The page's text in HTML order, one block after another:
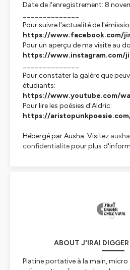
Date de l'enregistrement: 8
Pour suivre l'actualité de
https://www.facebook.com/
Pour un aperçu de ma visite au
https://www.instagram.com/
Pour constater la galère que
étudiants:
https://www.youtube.com/
Pour lire les poésies d'Aldric:
https://
Hébergé par Ausha. Visitez
confidentialitepour plus
ABOUT J'IRAI
Platine portative à la main, micro